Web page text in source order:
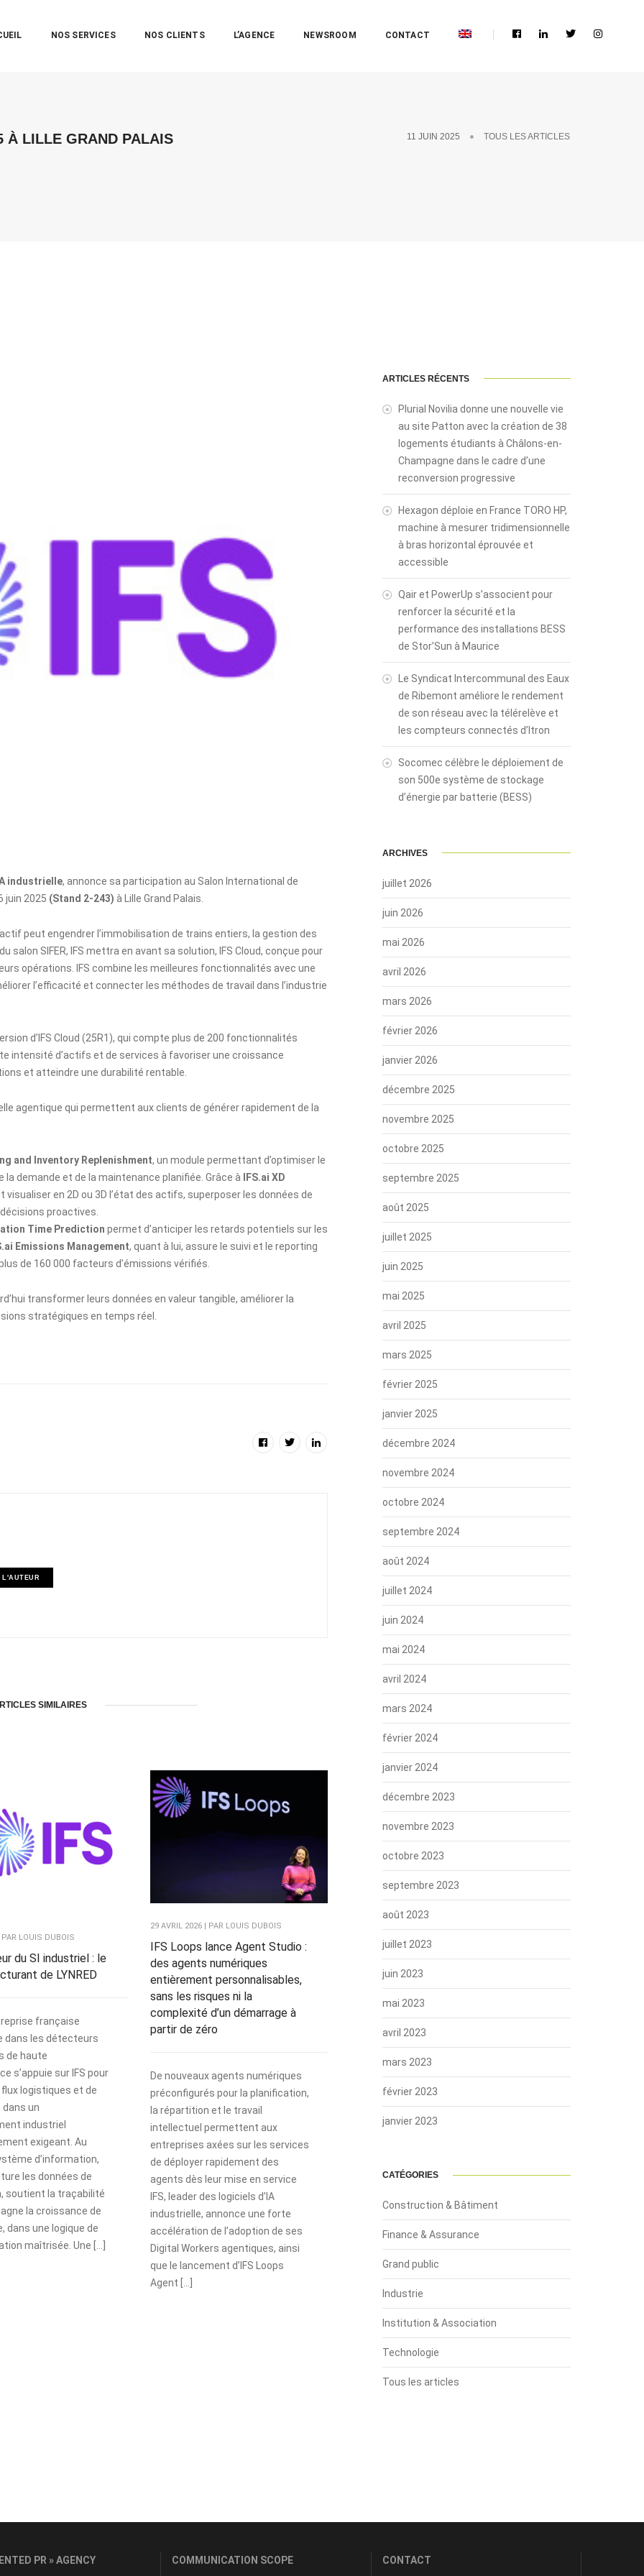
NOS SERVICES NOS CLIENTS L’AGENCE NEWSROOM CONTACT
À LILLE GRAND PALAIS 11 JUIN 2025 TOUS LES ARTICLES
industrielle, annonce sa participation au Salon International de
juin 2025 (Stand 2-243) à Lille Grand Palais.
peut engendrer l’immobilisation de trains entiers, la gestion des
SIFER, IFS mettra en avant sa solution, IFS Cloud, conçue pour
opérations. IFS combine les meilleures fonctionnalités avec une
l’efficacité et connecter les méthodes de travail dans l’industrie
d’IFS Cloud (25R1), qui compte plus de 200 fonctionnalités
intensité d’actifs et de services à favoriser une croissance
et atteindre une durabilité rentable.
agentique qui permettent aux clients de générer rapidement de la
and Inventory Replenishment, un module permettant d’optimiser le
demande et de la maintenance planifiée. Grâce à
IFS.ai XD
visualiser en 2D ou 3D l’état des actifs, superposer les données de
proactives.
Time Prediction permet d’anticiper les retards potentiels sur les
Emissions Management, quant à lui, assure le suivi et le reporting
de 160 000 facteurs d’émissions vérifiés.
transformer leurs données en valeur tangible, améliorer la
stratégiques en temps réel.
L'AUTEUR
SIMILAIRES
LOUIS DUBOIS
du SI industriel : le
de LYNRED
française
dans les détecteurs
de haute
s’appuie sur IFS pour
logistiques et de
un
industriel
exigeant. Au
d’information,
les données de
soutient la traçabilité
la croissance de
dans une logique de
maîtrisée. Une […]
29 AVRIL 2026 | PAR LOUIS DUBOIS
IFS Loops lance Agent Studio :
des agents numériques
entièrement personnalisables,
sans les risques ni la
complexité d’un démarrage à
partir de zéro
De nouveaux agents numériques
préconfigurés pour la planification,
la répartition et le travail
intellectuel permettent aux
entreprises axées sur les services
de déployer rapidement des
agents dès leur mise en service
IFS, leader des logiciels d’IA
industrielle, annonce une forte
accélération de l’adoption de ses
Digital Workers agentiques, ainsi
que le lancement d’IFS Loops
Agent […]
ARTICLES RÉCENTS
Plurial Novilia donne une nouvelle vie
au site Patton avec la création de 38
logements étudiants à Châlons-en-
Champagne dans le cadre d’une
reconversion progressive
Hexagon déploie en France TORO HP,
machine à mesurer tridimensionnelle
à bras horizontal éprouvée et
accessible
Qair et PowerUp s’associent pour
renforcer la sécurité et la
performance des installations BESS
de Stor’Sun à Maurice
Le Syndicat Intercommunal des Eaux
de Ribemont améliore le rendement
de son réseau avec la télérelève et
les compteurs connectés d’Itron
Socomec célèbre le déploiement de
son 500e système de stockage
d’énergie par batterie (BESS)
ARCHIVES
juillet 2026
juin 2026
mai 2026
avril 2026
mars 2026
février 2026
janvier 2026
décembre 2025
novembre 2025
octobre 2025
septembre 2025
août 2025
juillet 2025
juin 2025
mai 2025
avril 2025
mars 2025
février 2025
janvier 2025
décembre 2024
novembre 2024
octobre 2024
septembre 2024
août 2024
juillet 2024
juin 2024
mai 2024
avril 2024
mars 2024
février 2024
janvier 2024
décembre 2023
novembre 2023
octobre 2023
septembre 2023
août 2023
juillet 2023
juin 2023
mai 2023
avril 2023
mars 2023
février 2023
janvier 2023
CATÉGORIES
Construction & Bâtiment
Finance & Assurance
Grand public
Industrie
Institution & Association
Technologie
Tous les articles
PR » AGENCY COMMUNICATION SCOPE CONTACT